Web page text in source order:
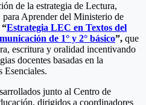
de la estrategia de Lectura,
Aprender del Ministerio de
“Estrategia LEC en Textos del
de 1° y 2° básico”, que
escritura y oralidad incentivando
docentes basadas en la
Esenciales.
junto al Centro de
dirigidos a coordinadores